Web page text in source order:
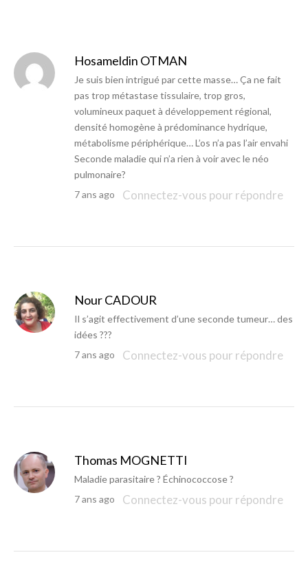
Hosameldin OTMAN
Je suis bien intrigué par cette masse… Ça ne fait
pas trop métastase tissulaire, trop gros,
volumineux paquet à développement régional,
densité homogène à prédominance hydrique,
métabolisme périphérique… L’os n’a pas l’air envahi
Seconde maladie qui n’a rien à voir avec le néo
pulmonaire?
7 ans ago
Connectez-vous pour répondre
Nour CADOUR
Il s’agit effectivement d’une seconde tumeur… des
idées ???
7 ans ago
Connectez-vous pour répondre
Thomas MOGNETTI
Maladie parasitaire ? Échinococcose ?
7 ans ago
Connectez-vous pour répondre